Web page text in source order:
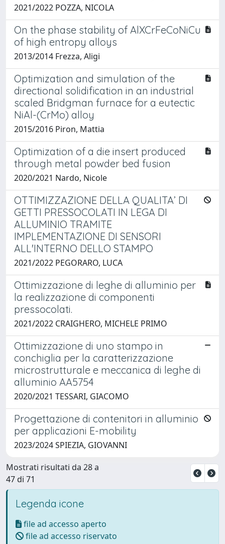
2021/2022 POZZA, NICOLA
On the phase stability of AlXCrFeCoNiCu
of high entropy alloys
2013/2014 Frezza, Aligi
Optimization and simulation of the
directional solidification in an industrial
scaled Bridgman furnace for a eutectic
NiAl-(CrMo) alloy
2015/2016 Piron, Mattia
Optimization of a die insert produced
through metal powder bed fusion
2020/2021 Nardo, Nicole
OTTIMIZZAZIONE DELLA QUALITA’ DI
GETTI PRESSOCOLATI IN LEGA DI
ALLUMINIO TRAMITE
IMPLEMENTAZIONE DI SENSORI
ALL'INTERNO DELLO STAMPO
2021/2022 PEGORARO, LUCA
Ottimizzazione di leghe di alluminio per
la realizzazione di componenti
pressocolati.
2021/2022 CRAIGHERO, MICHELE PRIMO
Ottimizzazione di uno stampo in
conchiglia per la caratterizzazione
microstrutturale e meccanica di leghe di
alluminio AA5754
2020/2021 TESSARI, GIACOMO
Progettazione di contenitori in alluminio
per applicazioni E-mobility
2023/2024 SPIEZIA, GIOVANNI
Mostrati risultati da 28 a
47 di 71
Legenda icone
file ad accesso aperto
file ad accesso riservato